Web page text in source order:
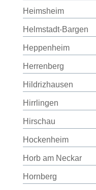
Heimsheim
Helmstadt-Bargen
Heppenheim
Herrenberg
Hildrizhausen
Hirrlingen
Hirschau
Hockenheim
Horb am Neckar
Hornberg